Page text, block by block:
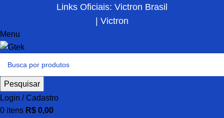
Links Oficiais: Victron Brasil
| Victron
Menu
Pesquisar
Login / Cadastro
0 itens R$ 0,00